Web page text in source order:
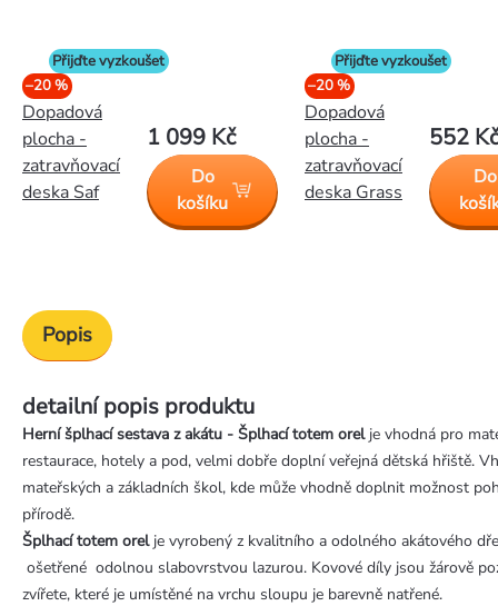
Přijďte vyzkoušet
–20 %
Dopadová
plocha -
zatravňovací
deska Saf
1 099 Kč
Do
košíku
Přijďte vyzkoušet
–20 %
Dopadová
plocha -
zatravňovací
deska Grass
552 Kč
Do
Popis
detailní popis produktu
Herní šplhací sestava z akátu - Šplhací totem orel je vhodná pro
restaurace, hotely a pod, velmi dobře doplní veřejná dětská hřiště.
mateřských a základních škol, kde může vhodně doplnit možnost
přírodě.
Šplhací totem orelje vyrobený z kvalitního a odolného akátového
ošetřené odolnou slabovrstvou lazurou. Kovové díly jsou žárově
zvířete, které je umístěné na vrchu sloupu je barevně natřené.